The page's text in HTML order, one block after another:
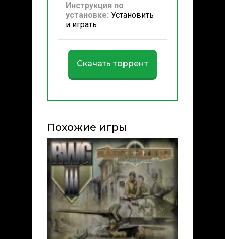
Инструкция по
установке: Установить
и играть
Скачать торрент
Похожие игры